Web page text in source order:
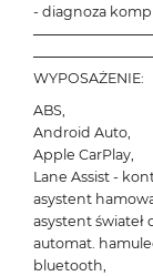
- diagnoza
WYPOSAŻENIE:
ABS,
Android Auto,
Apple CarPlay,
Lane Assist -
asystent
asystent świateł
automat.
bluetooth,